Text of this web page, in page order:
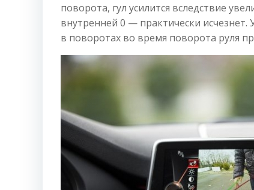
поворота, гул усилится вследствие
внутренней 0 — практически исчезнет.
в поворотах во время поворота руля